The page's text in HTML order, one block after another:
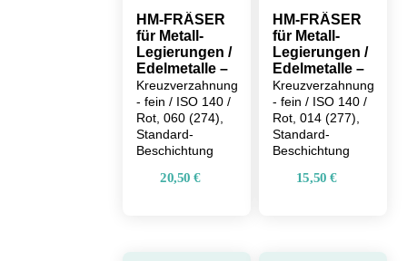
HM-FRÄSER
für Metall-
Legierungen /
Edelmetalle –
Kreuzverzahnung
- fein / ISO 140 /
Rot, 060 (274),
Standard-
Beschichtung
20,50€
HM-FRÄSER
für Metall-
Legierungen /
Edelmetalle –
Kreuzverzahnung
- fein / ISO 140 /
Rot, 014 (277),
Standard-
Beschichtung
15,50€